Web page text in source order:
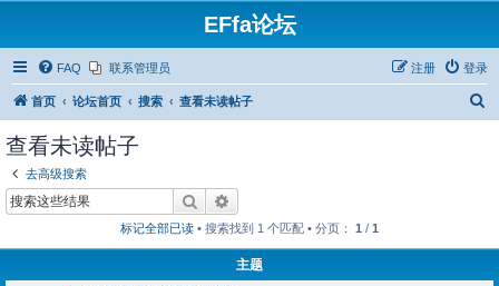
EFfa论坛
FAQ 联系管理员 登录
注册
首页 论坛首页 搜索 查看未读帖子
查看未读帖子
去高级搜索
搜索
标记全部已读 • 搜索找到 1 个匹配 • 分页： 1 / 1
主题